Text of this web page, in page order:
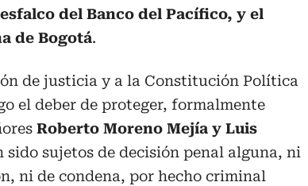
del Banco del Pacífico, y el
de Bogotá.
de justicia y a la Constitución Política
el deber de proteger, formalmente
Roberto Moreno Mejía y Luis
sido sujetos de decisión penal alguna, ni
ni de condena, por hecho criminal